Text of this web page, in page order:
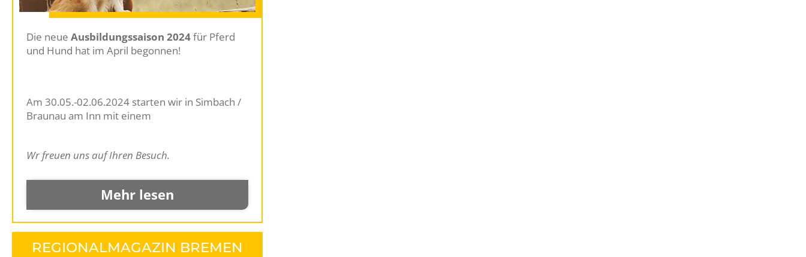
Die neue Ausbildungssaison 2024für Pferd
und Hund hat im April begonnen!
Am 30.05.-02.06.2024 starten wir in Simbach /
Braunau am Inn mit einem
Wr freuen uns auf Ihren Besuch.
Mehr lesen
REGIONALMAGAZIN BREMEN